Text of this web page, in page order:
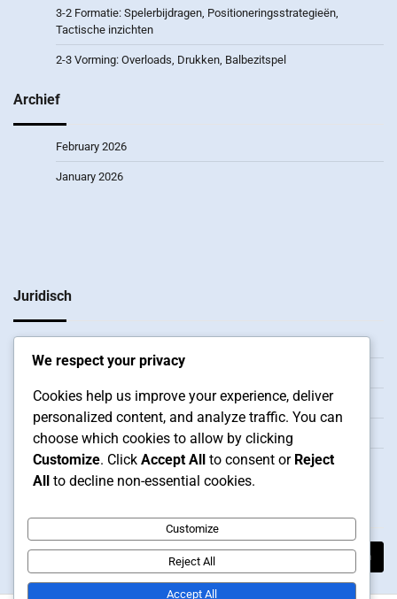
3-2 Formatie: Spelerbijdragen, Positioneringsstrategieën,
Tactische inzichten
2-3 Vorming: Overloads, Drukken, Balbezitspel
Archief
February 2026
January 2026
Juridisch
Jouw privacy
Cookievoorkeuren
Servicevoorwaarden
Search
for:
We respect your privacy
Cookies help us improve your experience, deliver
personalized content, and analyze traffic. You can
choose which cookies to allow by clicking
Customize. Click Accept All to consent or Reject
All to decline non-essential cookies.
Customize
Reject All
Accept All